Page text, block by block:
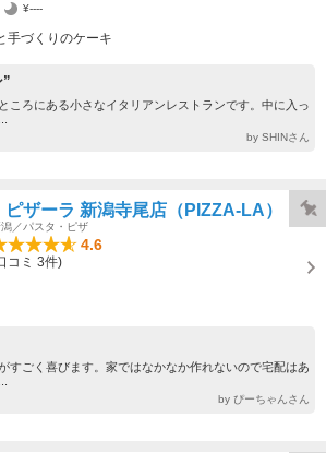
¥----
手づくりのケーキ
ころにある小さなイタリアンレストランです。中に入っ
by SHINさん
ピザーラ 新潟寺尾店（PIZZA-LA）
／パスタ・ピザ
4.6
コミ 3件)
すごく喜びます。家ではなかなか作れないので宅配はあ
by ぴーちゃんさん